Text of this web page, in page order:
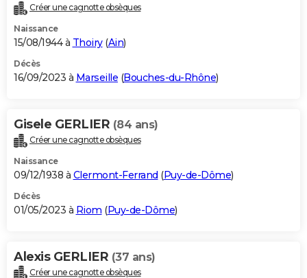
Créer une cagnotte obsèques
Naissance
15/08/1944 à Thoiry(Ain)
Décès
16/09/2023 à Marseille (Bouches-du-Rhône)
Gisele GERLIER (84 ans)
Créer une cagnotte obsèques
Naissance
09/12/1938 à Clermont-Ferrand (Puy-de-Dôme)
Décès
01/05/2023 à Riom (Puy-de-Dôme)
Alexis GERLIER (37 ans)
Créer une cagnotte obsèques